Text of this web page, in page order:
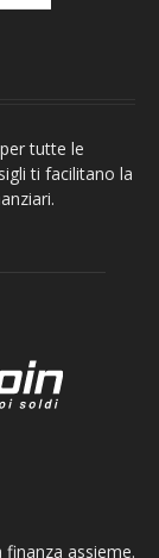
tutte le
ti facilitano la
finanza assieme.